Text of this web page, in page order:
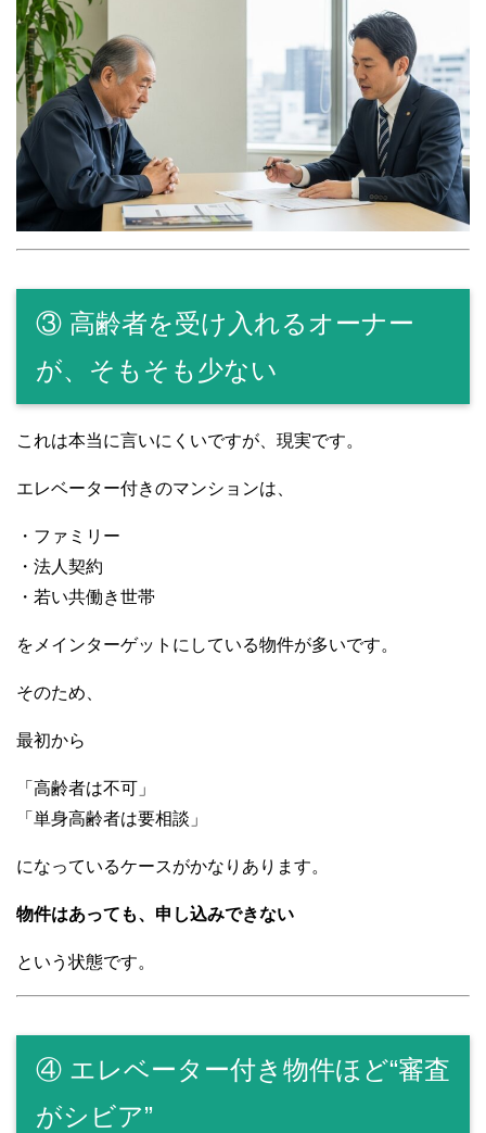
③ 高齢者を受け入れるオーナー
が、そもそも少ない
これは本当に言いにくいですが、現実です。
エレベーター付きのマンションは、
・ファミリー
・法人契約
・若い共働き世帯
をメインターゲットにしている物件が多いです。
そのため、
最初から
「高齢者は不可」
「単身高齢者は要相談」
になっているケースがかなりあります。
物件はあっても、申し込みできない
という状態です。
④ エレベーター付き物件ほど“審査
がシビア”